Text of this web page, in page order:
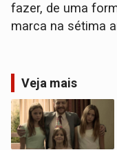
fazer, de uma
marca na sétima
Veja mais